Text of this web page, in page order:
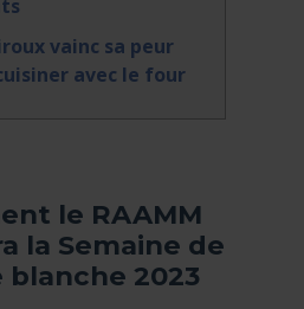
vainc sa peur
avec le four
le RAAMM
la Semaine de
blanche 2023